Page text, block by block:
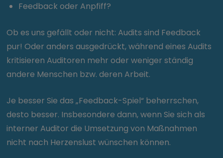
Feedback oder Anpfiff?
Ob es uns gefällt oder nicht: Audits sind Feedback
pur! Oder anders ausgedrückt, während eines Audits
kritisieren Auditoren mehr oder weniger ständig
andere Menschen bzw. deren Arbeit.
Je besser Sie das „Feedback-Spiel“ beherrschen,
desto besser. Insbesondere dann, wenn Sie sich als
interner Auditor die Umsetzung von Maßnahmen
nicht nach Herzenslust wünschen können.